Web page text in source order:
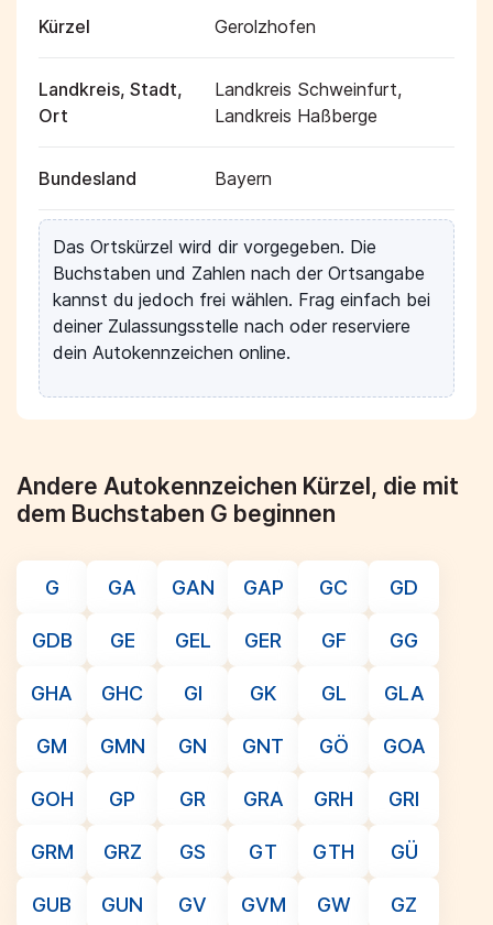
Kürzel Gerolzhofen
Landkreis, Stadt,
Ort
Landkreis Schweinfurt,
Landkreis Haßberge
Bundesland Bayern
Das Ortskürzel wird dir vorgegeben. Die
Buchstaben und Zahlen nach der Ortsangabe
kannst du jedoch frei wählen. Frag einfach bei
deiner Zulassungsstelle nach oder reserviere
dein Autokennzeichen online.
Andere Autokennzeichen Kürzel, die mit
dem Buchstaben G beginnen
G GA GAN GAP GC GD
GDB GE GEL GER GF GG
GHA GHC GI GK GL GLA
GM GMN GN GNT GÖ GOA
GOH GP GR GRA GRH GRI
GRM GRZ GS GT GTH GÜ
GUB GUN GV GVM GW GZ